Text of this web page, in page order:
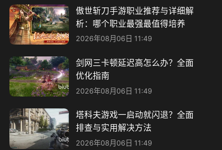
傲世斩刀手游职业推荐与详细解
析：哪个职业最强最值得培养
2026年08月06日 11:49
剑网三卡顿延迟高怎么办？全面
优化指南
2026年08月06日 11:49
塔科夫游戏一启动就闪退？全面
排查与实用解决方法
2026年08月06日 11:49